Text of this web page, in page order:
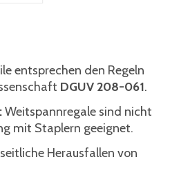
entsprechen den Regeln
DGUV 208-061.
Weitspannregale sind nicht
mit Staplern geeignet.
Herausfallen von